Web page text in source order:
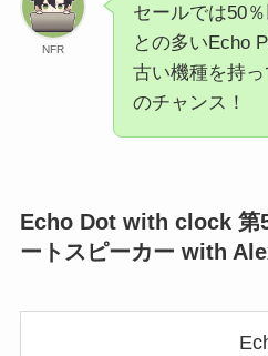
NFR
セールでは50
との多いEcho
古い機種を持
のチャンス！
Echo Dot with clock 第
ートスピーカー with